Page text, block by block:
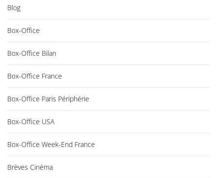
Blog
Box-Office
Box-Office Bilan
Box-Office France
Box-Office Paris Périphérie
Box-Office USA
Box-Office Week-End France
Brèves Cinéma